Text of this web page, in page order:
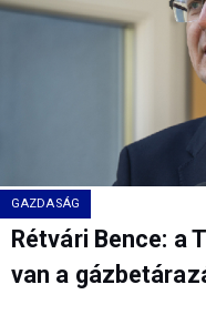
GAZDASÁG
Rétvári Bence: a
van a